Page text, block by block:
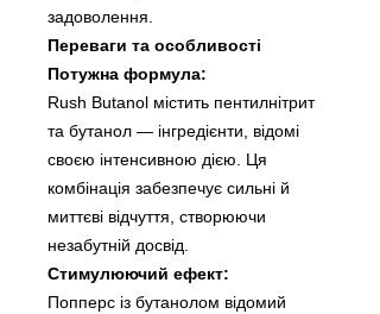
задоволення.
Переваги та особливості
Потужна формула:
Rush Butanol містить пентилнітрит
та бутанол — інгредієнти, відомі
своєю інтенсивною дією. Ця
комбінація забезпечує сильні й
миттєві відчуття, створюючи
незабутній досвід.
Стимулюючий ефект:
Попперс із бутанолом відомий